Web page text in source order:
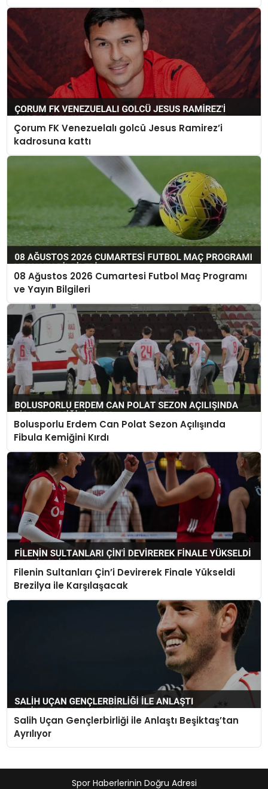
Çorum FK Venezuelalı golcü Jesus Ramirez’i
kadrosuna kattı
08 Ağustos 2026 Cumartesi Futbol Maç Programı
ve Yayın Bilgileri
Bolusporlu Erdem Can Polat Sezon Açılışında
Fibula Kemiğini Kırdı
Filenin Sultanları Çin’i Devirerek Finale Yükseldi
Brezilya ile Karşılaşacak
Salih Uçan Gençlerbirliği ile Anlaştı Beşiktaş’tan
Ayrılıyor
Spor Haberlerinin Doğru Adresi